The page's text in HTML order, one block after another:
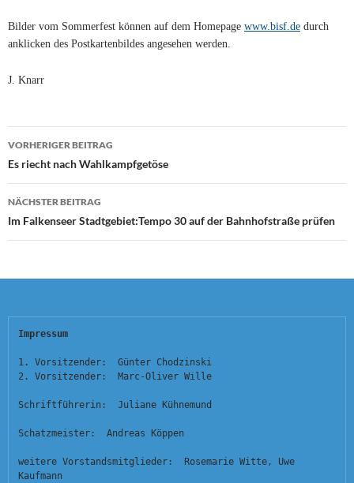
Bilder vom Sommerfest können auf dem Homepage www.bisf.de durch
anklicken des Postkartenbildes angesehen werden.
J. Knarr
Beitragsnavigation
VORHERIGER BEITRAG
Es riecht nach Wahlkampfgetöse
NÄCHSTER BEITRAG
Im Falkenseer Stadtgebiet:Tempo 30 auf der Bahnhofstraße prüfen
Impressum
1. Vorsitzender:  Günter Chodzinski
2. Vorsitzender:  Marc-Oliver Wille
Schriftführerin:  Juliane Kühnemund
Schatzmeister:  Andreas Köppen
weitere Vorstandsmitglieder:  Rosemarie Witte, Uwe
Kaufmann